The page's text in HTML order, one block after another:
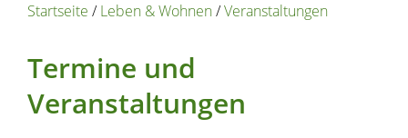
Startseite /Leben & Wohnen/Veranstaltungen
Termine und
Veranstaltungen